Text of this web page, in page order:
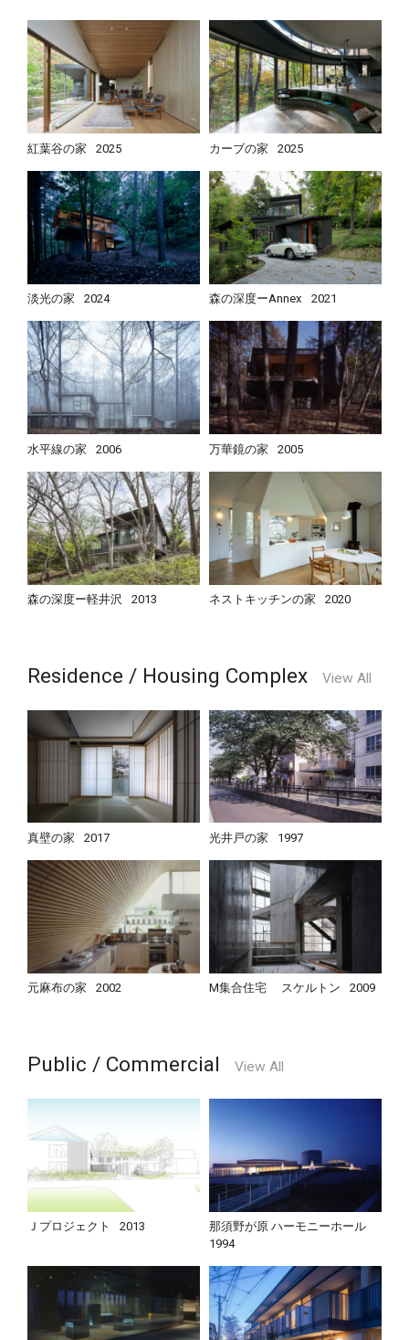
紅葉谷の家 2025 カーブの家 2025
淡光の家 2024 森の深度ーAnnex 2021
水平線の家 2006 万華鏡の家 2005
森の深度ー軽井沢 2013 ネストキッチンの家 2020
Residence / Housing Complex View All
真壁の家 2017 光井戸の家 1997
元麻布の家 2002 M集合住宅 スケルトン 2009
Public / Commercial View All
Ｊプロジェクト 2013
那須野が原 ハーモニーホール
1994